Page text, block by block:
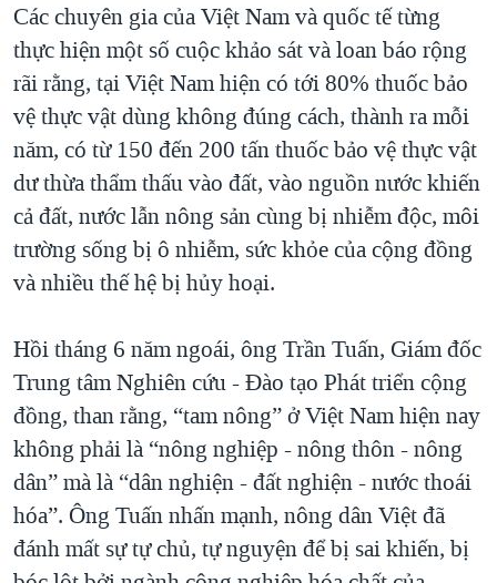
Các chuyên gia của Việt Nam và quốc tế từng
thực hiện một số cuộc khảo sát và loan báo rộng
rãi rằng, tại Việt Nam hiện có tới 80% thuốc bảo
vệ thực vật dùng không đúng cách, thành ra mỗi
năm, có từ 150 đến 200 tấn thuốc bảo vệ thực vật
dư thừa thẩm thấu vào đất, vào nguồn nước khiến
cả đất, nước lẫn nông sản cùng bị nhiễm độc, môi
trường sống bị ô nhiễm, sức khỏe của cộng đồng
và nhiều thế hệ bị hủy hoại.
Hồi tháng 6 năm ngoái, ông Trần Tuấn, Giám đốc
Trung tâm Nghiên cứu - Đào tạo Phát triển cộng
đồng, than rằng, “tam nông” ở Việt Nam hiện nay
không phải là “nông nghiệp - nông thôn - nông
dân” mà là “dân nghiện - đất nghiện - nước thoái
hóa”. Ông Tuấn nhấn mạnh, nông dân Việt đã
đánh mất sự tự chủ, tự nguyện để bị sai khiến, bị